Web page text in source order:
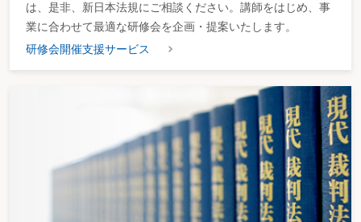
は、是非、新日本法規にご相談ください。講師をはじめ、事
業に合わせて最適な研修会を企画・提案いたします。
研修会開催支援サービス